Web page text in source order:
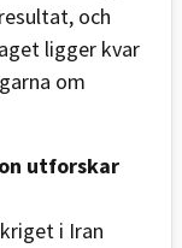
och
ligger kvar
om
utforskar
i Iran